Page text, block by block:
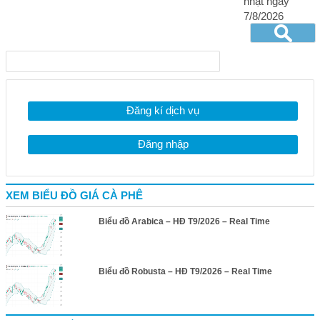
7/8/2026
Đăng kí dịch vụ
Đăng nhập
XEM BIỂU ĐỒ GIÁ CÀ PHÊ
Biểu đồ Arabica – HĐ T9/2026 – Real Time
Biểu đồ Robusta – HĐ T9/2026 – Real Time